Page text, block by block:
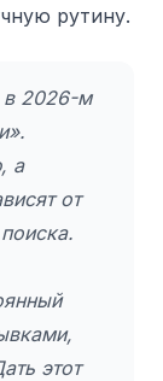
рутину.
в 2026-м
а
от
этот